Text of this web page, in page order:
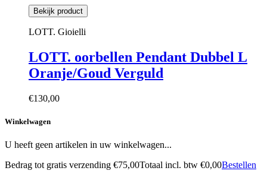
Bekijk product
LOTT. Gioielli
LOTT. oorbellen Pendant Dubbel L
Oranje/Goud Verguld
€130,00
Winkelwagen
U heeft geen artikelen in uw winkelwagen...
Bedrag tot gratis verzending €75,00Totaal incl. btw €0,00Bestellen